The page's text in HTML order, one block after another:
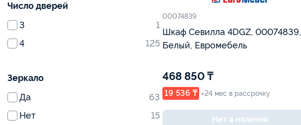
Число дверей
3
1
4
125
Зеркало
Да
63
Нет
15
00074839
Шкаф Севилла 4DGZ, 00074839,
Белый, Евромебель
468 850 ₸
19 536 ₸ ×24 мес в рассрочку
Нет в наличии